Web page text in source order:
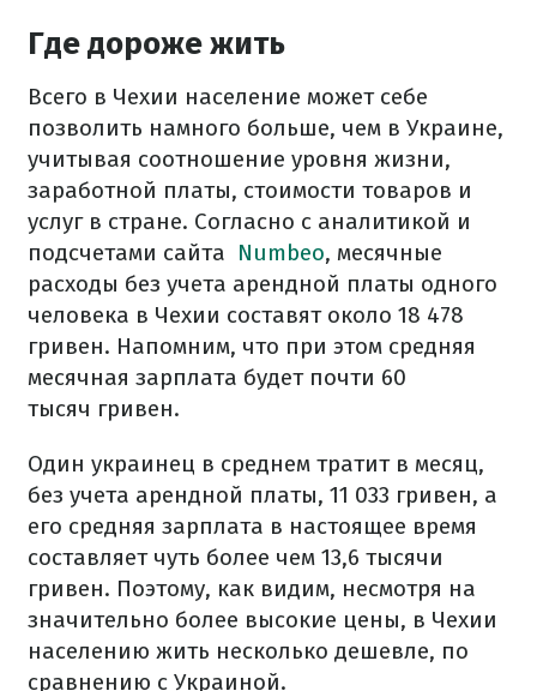
Где дороже жить
Всего в Чехии население может себе
позволить намного больше, чем в Украине,
учитывая соотношение уровня жизни,
заработной платы, стоимости товаров и
услуг в стране. Согласно с аналитикой и
подсчетами сайта Numbeo, месячные
расходы без учета арендной платы одного
человека в Чехии составят около 18 478
гривен. Напомним, что при этом средняя
месячная зарплата будет почти 60
тысяч гривен.
Один украинец в среднем тратит в месяц,
без учета арендной платы, 11 033 гривен, а
его средняя зарплата в настоящее время
составляет чуть более чем 13,6 тысячи
гривен. Поэтому, как видим, несмотря на
значительно более высокие цены, в Чехии
населению жить несколько дешевле, по
сравнению с Украиной.